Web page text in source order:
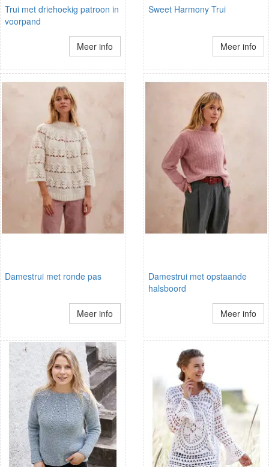
Trui met driehoekig patroon in
voorpand
Meer info
Sweet Harmony Trui
Meer info
Damestrui met ronde pas
Meer info
Damestrui met opstaande
halsboord
Meer info